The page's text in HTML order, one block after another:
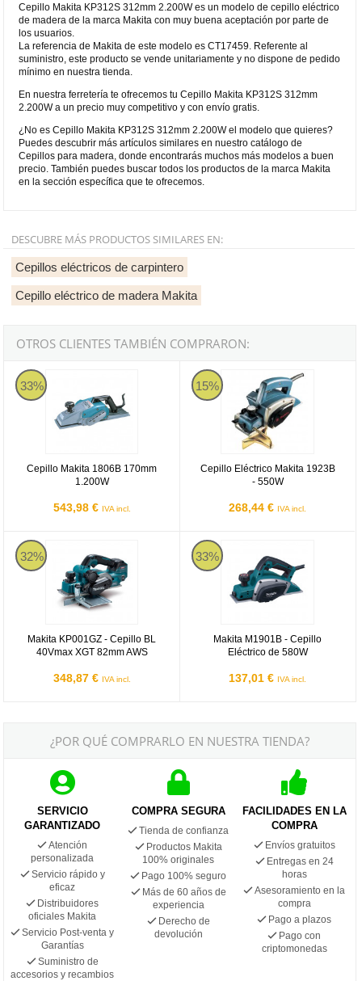
Cepillo Makita KP312S 312mm 2.200W es un modelo de cepillo eléctrico
de madera de la marca Makita con muy buena aceptación por parte de
los usuarios.
La referencia de Makita de este modelo es CT17459. Referente al
suministro, este producto se vende unitariamente y no dispone de pedido
mínimo en nuestra tienda.
En nuestra ferretería te ofrecemos tu Cepillo Makita KP312S 312mm
2.200W a un precio muy competitivo y con envío gratis.
¿No es Cepillo Makita KP312S 312mm 2.200W el modelo que quieres?
Puedes descubrir más artículos similares en nuestro catálogo de
Cepillos para madera, donde encontrarás muchos más modelos a buen
precio. También puedes buscar todos los productos de la marca Makita
en la sección específica que te ofrecemos.
DESCUBRE MÁS PRODUCTOS SIMILARES EN:
Cepillos eléctricos de carpintero
Cepillo eléctrico de madera Makita
OTROS CLIENTES TAMBIÉN COMPRARON:
33%
Cepillo Makita 1806B 170mm
1.200W
543,98 € IVA incl.
Cepillo Makita 1806B 170mm 1.200W
15%
Cepillo Eléctrico Makita 1923B
- 550W
268,44 € IVA incl.
Cepillo Eléctrico Makita 1923B -
32%
Makita KP001GZ - Cepillo BL
40Vmax XGT 82mm AWS
348,87 € IVA incl.
Makita KP001GZ - Cepillo BL 40Vmax XGT 82mm AWS
33%
Makita M1901B - Cepillo
Eléctrico de 580W
137,01 € IVA incl.
Makita M1901B - Cepillo
¿POR QUÉ COMPRARLO EN NUESTRA TIENDA?
SERVICIO
GARANTIZADO
Atención
personalizada
Servicio rápido y
eficaz
Distribuidores
oficiales Makita
Servicio Post-venta y
Garantías
Suministro de
accesorios y recambios
COMPRA SEGURA
Tienda de confianza
Productos Makita
100% originales
Pago 100% seguro
Más de 60 años de
experiencia
Derecho de
devolución
FACILIDADES EN LA
COMPRA
Envíos gratuitos
Entregas en 24
horas
Asesoramiento en la
compra
Pago a plazos
Pago con
criptomonedas